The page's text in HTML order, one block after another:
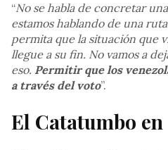
“No se habla de concretar
estamos hablando de una
permita que la situación que
llegue a su fin. No vamos a
eso. Permitir que los
a través del voto”.
El Catatumbo